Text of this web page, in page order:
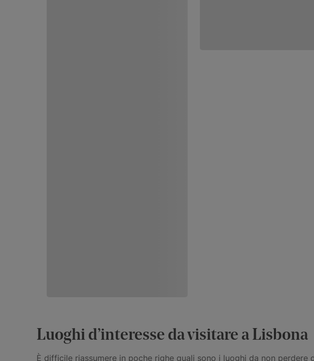
Luoghi d’interesse da visitare a Lisbona
È difficile riassumere in poche righe quali sono i luoghi da non